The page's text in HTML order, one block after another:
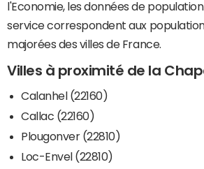
l'Economie, les données de
service correspondent aux
majorées des villes de France.
Villes à proximité de la
Calanhel (22160)
Callac (22160)
Plougonver (22810)
Loc-Envel (22810)